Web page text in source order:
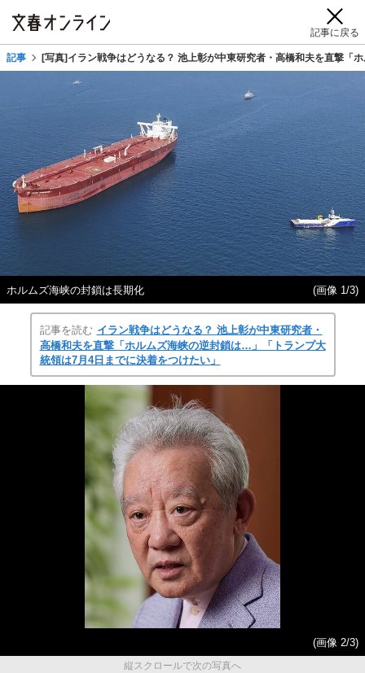
記事に戻る
記事 [写真]イラン戦争はどうなる？ 池上彰が中東研究者・高橋和夫を直撃
ホルムズ海峡の封鎖は長期化 (画像 1/3)
記事を読む イラン戦争はどうなる？ 池上彰が中東研究者・
高橋和夫を直撃「ホルムズ海峡の逆封鎖は…」「トランプ大
統領は7月4日までに決着をつけたい」
(画像 2/3)
縦スクロールで次の写真へ